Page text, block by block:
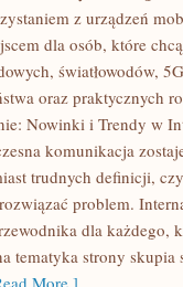
z urządzeń
dla osób, które
światłowodów,
oraz praktycznych
Nowinki i Trendy w
komunikacja
trudnych definicji,
problem.
dla każdego,
tematyka strony
More ]